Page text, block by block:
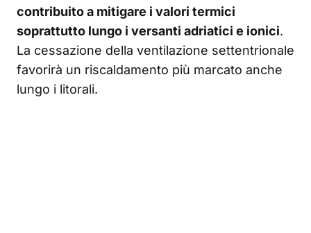
contribuito a mitigare i valori termici
soprattutto lungo i versanti adriatici e ionici.
La cessazione della ventilazione settentrionale
favorirà un riscaldamento più marcato anche
lungo i litorali.